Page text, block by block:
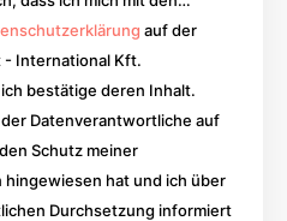
auf der
- International Kft.
bestätige deren Inhalt.
Datenverantwortliche auf
Schutz meiner
hat und ich über
Durchsetzung informiert